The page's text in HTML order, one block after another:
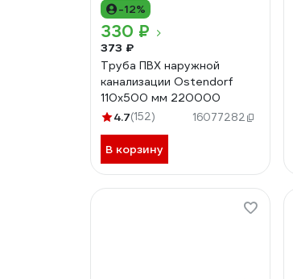
-12%
330 ₽
373 ₽
Труба ПВХ наружной
канализации Ostendorf
110х500 мм 220000
4.7(152) 16077282
В корзину